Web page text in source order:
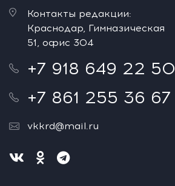
Контакты редакции:
Краснодар, Гимназическая
51, офис 304
+7 918 649 22 50
+7 861 255 36 67
vkkrd@mail.ru